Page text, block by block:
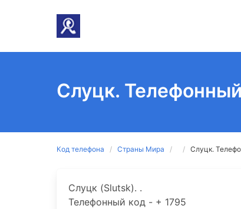
Слуцк.
Код телефона Страны Мира Слуцк.
Слуцк (Slutsk). .
Телефонный код - + 1795